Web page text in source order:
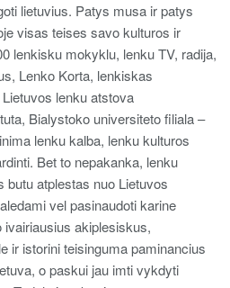
lietuvius. Patys musa ir patys
visas teises savo kulturos ir
lenkisku mokyklu, lenku TV, radija,
Lenko Korta, lenkiskas
lenku atstova
Bialystoko universiteto filiala –
lenku kalba, lenku kulturos
Bet to nepakanka, lenku
atplestas nuo Lietuvos
vel pasinaudoti karine
ivairiausius akiplesiskus,
ir istorini teisinguma paminancius
o paskui jau imti vykdyti